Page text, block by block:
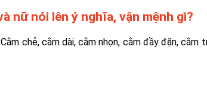
nữ nói lên ý nghĩa, vận mệnh gì?
chẻ, cằm dài, cằm nhọn, cằm đầy đặn, cằm